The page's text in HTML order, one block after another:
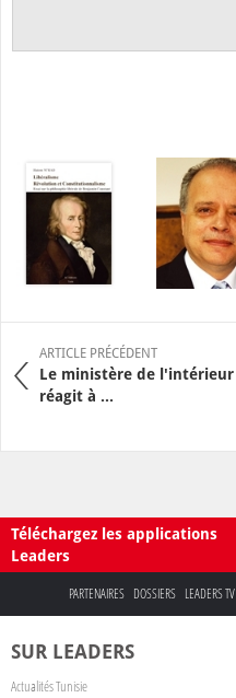
ARTICLE PRÉCÉDENT
Le ministère de l'intérieur
réagit à ...
Téléchargez les applications
Leaders
PARTENAIRES DOSSIERS LEADERS TV
SUR LEADERS
Actualités Tunisie